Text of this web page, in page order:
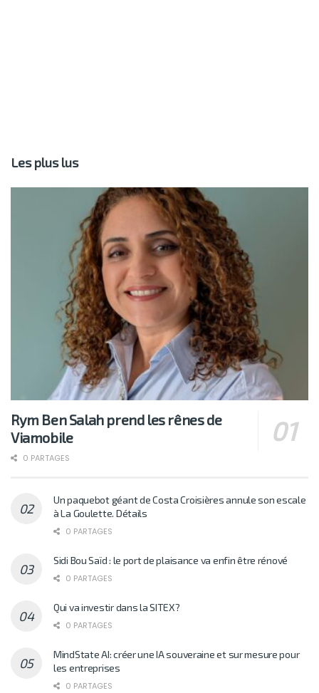
Les plus lus
Rym Ben Salah prend les rênes de
Viamobile
0 PARTAGES
Un paquebot géant de Costa Croisières annule son escale
à La Goulette. Détails
0 PARTAGES
Sidi Bou Saïd : le port de plaisance va enfin être rénové
0 PARTAGES
Qui va investir dans la SITEX?
0 PARTAGES
MindState AI: créer une IA souveraine et sur mesure pour
les entreprises
0 PARTAGES